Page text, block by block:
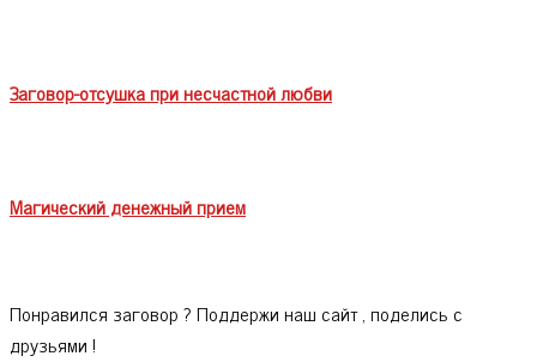
Заговор-отсушка при несчастной любви
Магический денежный прием
Понравился заговор ? Поддержи наш сайт , поделись с
друзьями !